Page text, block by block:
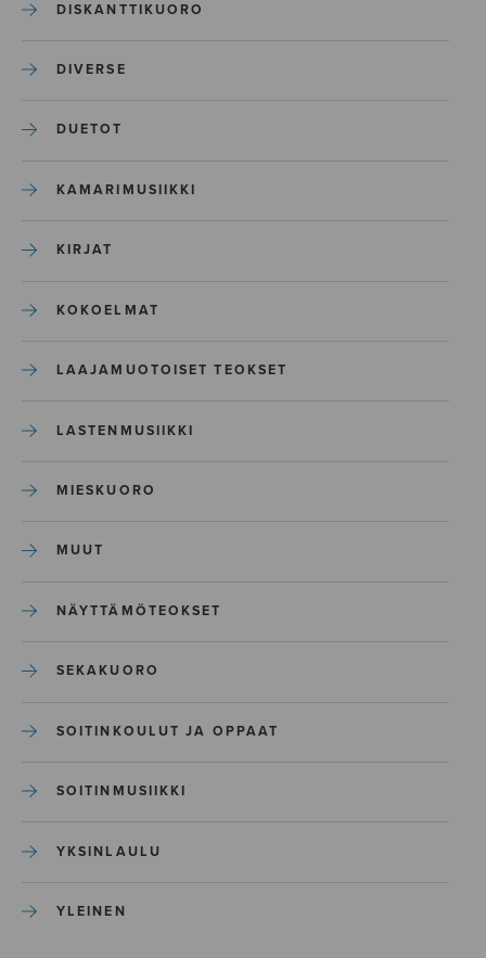
DISKANTTIKUORO
DIVERSE
DUETOT
KAMARIMUSIIKKI
KIRJAT
KOKOELMAT
LAAJAMUOTOISET TEOKSET
LASTENMUSIIKKI
MIESKUORO
MUUT
NÄYTTÄMÖTEOKSET
SEKAKUORO
SOITINKOULUT JA OPPAAT
SOITINMUSIIKKI
YKSINLAULU
YLEINEN